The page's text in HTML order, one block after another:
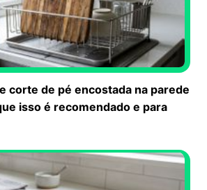
corte de pé encostada na parede
isso é recomendado e para